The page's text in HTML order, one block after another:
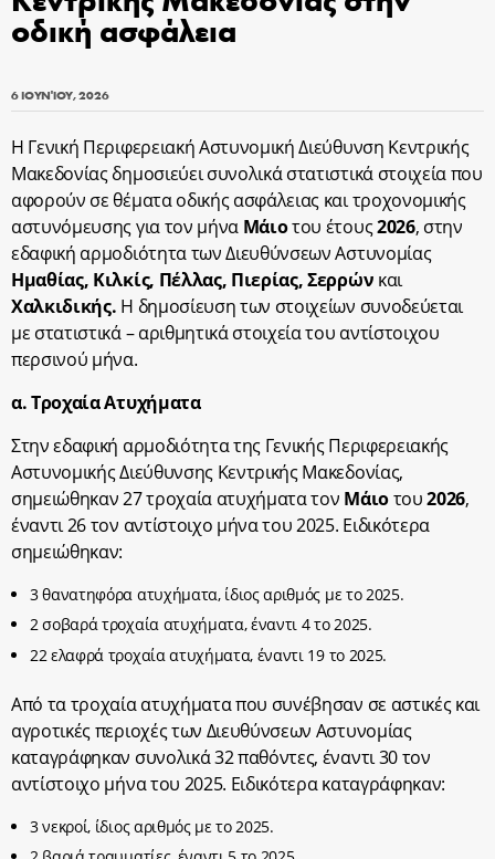
oδική ασφάλεια
6 ΙΟΥΝΊΟΥ, 2026
Η Γενική Περιφερειακή Αστυνομική Διεύθυνση Κεντρικής
Μακεδονίας δημοσιεύει συνολικά στατιστικά στοιχεία που
αφορούν σε θέματα οδικής ασφάλειας και τροχονομικής
αστυνόμευσης για τον μήνα Μάιοτου έτους2026, στην
εδαφική αρμοδιότητα των Διευθύνσεων Αστυνομίας
Ημαθίας, Κιλκίς, Πέλλας, Πιερίας, Σερρών και
Χαλκιδικής. Η δημοσίευση των στοιχείων συνοδεύεται
με στατιστικά – αριθμητικά στοιχεία του αντίστοιχου
περσινού μήνα.
α. Τροχαία Ατυχήματα
Στην εδαφική αρμοδιότητα της Γενικής Περιφερειακής
Αστυνομικής Διεύθυνσης Κεντρικής Μακεδονίας,
σημειώθηκαν 27 τροχαία ατυχήματα τον Μάιοτου2026,
έναντι 26 τον αντίστοιχο μήνα του 2025. Ειδικότερα
σημειώθηκαν:
3 θανατηφόρα ατυχήματα, ίδιος αριθμός με το 2025.
2 σοβαρά τροχαία ατυχήματα, έναντι 4 το 2025.
22 ελαφρά τροχαία ατυχήματα, έναντι 19 το 2025.
Από τα τροχαία ατυχήματα που συνέβησαν σε αστικές και
αγροτικές περιοχές των Διευθύνσεων Αστυνομίας
καταγράφηκαν συνολικά 32 παθόντες, έναντι 30 τον
αντίστοιχο μήνα του 2025. Ειδικότερα καταγράφηκαν:
3 νεκροί, ίδιος αριθμός με το 2025.